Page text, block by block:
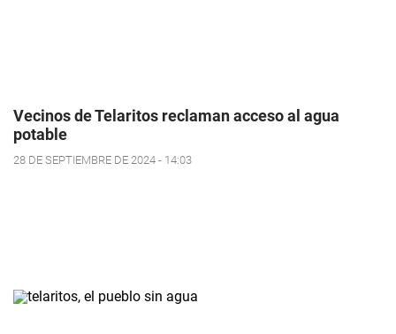
Vecinos de Telaritos reclaman acceso al agua
potable
28 DE SEPTIEMBRE DE 2024 - 14:03